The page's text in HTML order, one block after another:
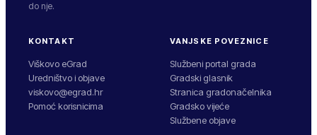
do nje.
KONTAKT
Viškovo eGrad
Uredništvo i objave
viskovo@egrad.hr
Pomoć korisnicima
VANJSKE POVEZNICE
Službeni portal grada
Gradski glasnik
Stranica gradonačelnika
Gradsko vijeće
Službene objave